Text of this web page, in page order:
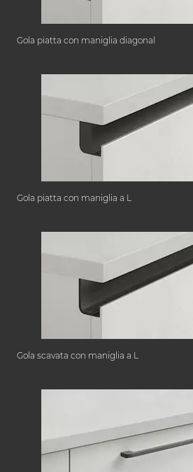
Gola piatta con maniglia diagonal
Gola piatta con maniglia a L
Gola scavata con maniglia a L